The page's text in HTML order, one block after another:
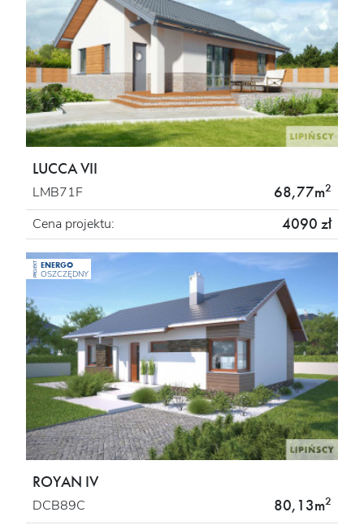
LUCCA VII
LMB71F 68,77m2
Cena projektu: 4090 zł
PROJEKT ENERGO
OSZCZĘDNY
ROYAN IV
DCB89C 80,13m2